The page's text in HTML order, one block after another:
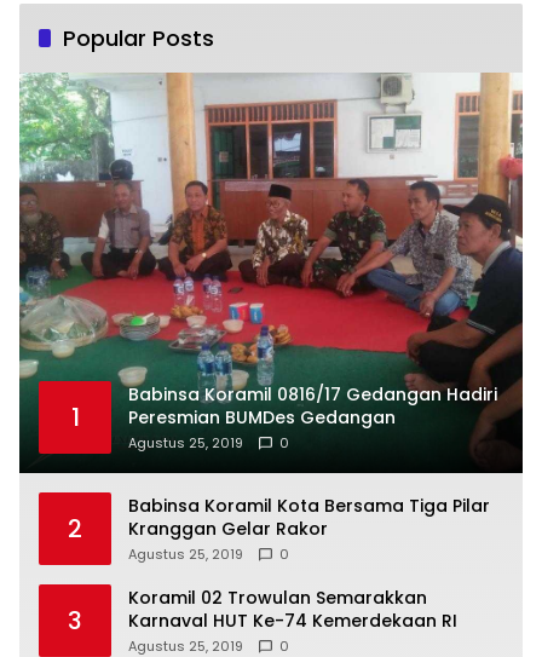
Popular Posts
1
Babinsa Koramil 0816/17 Gedangan Hadiri
Peresmian BUMDes Gedangan
Agustus 25, 2019 0
2
Babinsa Koramil Kota Bersama Tiga Pilar
Kranggan Gelar Rakor
Agustus 25, 2019 0
3
Koramil 02 Trowulan Semarakkan
Karnaval HUT Ke-74 Kemerdekaan RI
Agustus 25, 2019 0